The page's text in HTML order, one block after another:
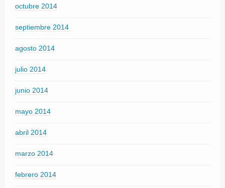
octubre 2014
septiembre 2014
agosto 2014
julio 2014
junio 2014
mayo 2014
abril 2014
marzo 2014
febrero 2014